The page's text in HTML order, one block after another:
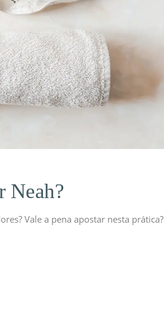
Neah?
Vale a pena apostar nesta prática?